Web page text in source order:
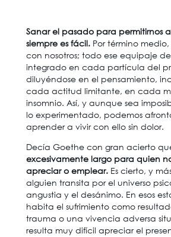
Sanar el pasado para permitirnos
siempre es fácil. Por término
con nosotros; todo ese equipaje
integrado en cada partícula del
diluyéndose en el pensamiento,
cada actitud limitante, en cada
insomnio. Así, y aunque sea
lo experimentado, podemos
aprender a vivir con ello sin dolor.
Decía Goethe con gran acierto
excesivamente largo para quien
apreciar o emplear. Es cierto, y
alguien transita por el universo
angustia y el desánimo. En esos
habita el sufrimiento como
trauma o una vivencia adversa
resulta muy difícil apreciar el